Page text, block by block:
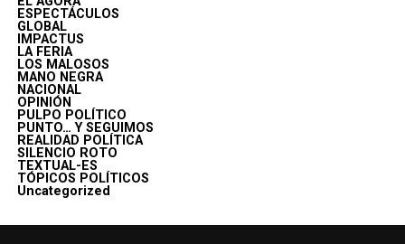
ESPECTÁCULOS
GLOBAL
IMPACTUS
LA FERIA
LOS MALOSOS
MANO NEGRA
NACIONAL
OPINIÓN
PULPO POLÍTICO
PUNTO… Y SEGUIMOS
REALIDAD POLÍTICA
SILENCIO ROTO
TEXTUAL-ES
TÓPICOS POLÍTICOS
Uncategorized